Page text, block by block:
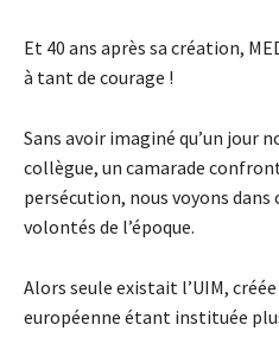
Et 40 ans après sa création,
à tant de courage !
Sans avoir imaginé qu’un jour
collègue, un camarade
persécution, nous voyons
volontés de l’époque.
Alors seule existait l’UIM,
européenne étant instituée